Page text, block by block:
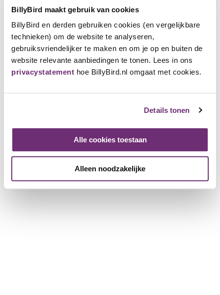
BillyBird maakt gebruik van cookies
BillyBird en derden gebruiken cookies (en vergelijkbare
technieken) om de website te analyseren,
gebruiksvriendelijker te maken en om je op en buiten de
website relevante aanbiedingen te tonen. Lees in ons
privacystatement hoe BillyBird.nl omgaat met cookies.
Details tonen
Alle cookies toestaan
Alleen noodzakelijke
Nederlands
English
Deutsch
Partner worden
Snel naar
Alle partnerbedrijven
Leuke Extra's
Cadeaubon
Werken bij BillyBird